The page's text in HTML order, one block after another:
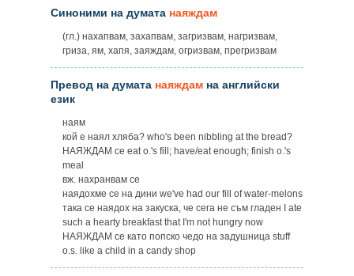
Синоними на думата наяждам
(гл.) нахапвам, захапвам, загризвам, нагризвам,
гриза, ям, хапя, заяждам, огризвам, прегризвам
Превод на думата наяждам на английски
език
наям
кой е наял хляба? who's been nibbling at the bread?
НАЯЖДАМ ce eat o.'s fill; have/eat enough; finish o.'s
meal
вж. нахранвам се
наядохме се на дини we've had our fill of water-melons
така се наядох на закуска, че сега не съм гладен I ate
such a hearty breakfast that I'm not hungry now
НАЯЖДАМ се като попско чедо на задушница stuff
o.s. like a child in a candy shop